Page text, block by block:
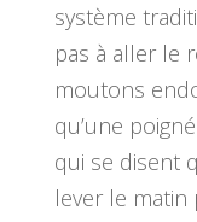
système
pas à aller le
moutons
qu’une
qui se disent
lever le